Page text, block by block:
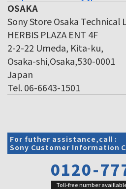
OSAKA
Sony Store Osaka Technical
HERBIS PLAZA ENT 4F
2-2-22 Umeda, Kita-ku,
Osaka-shi,Osaka,530-0001
Japan
Tel. 06-6643-1501
For futher assistance,call :
Sony Customer Information
0120-
Toll-free number